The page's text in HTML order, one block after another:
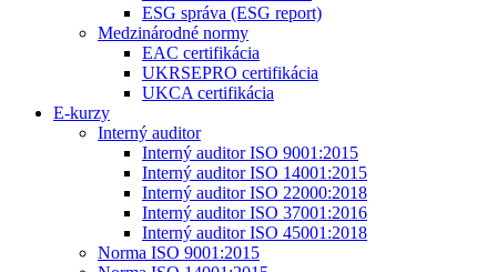
ESG správa (ESG report)
Medzinárodné normy
EAC certifikácia
UKRSEPRO certifikácia
UKCA certifikácia
E-kurzy
Interný auditor
Interný auditor ISO 9001:2015
Interný auditor ISO 14001:2015
Interný auditor ISO 22000:2018
Interný auditor ISO 37001:2016
Interný auditor ISO 45001:2018
Norma ISO 9001:2015